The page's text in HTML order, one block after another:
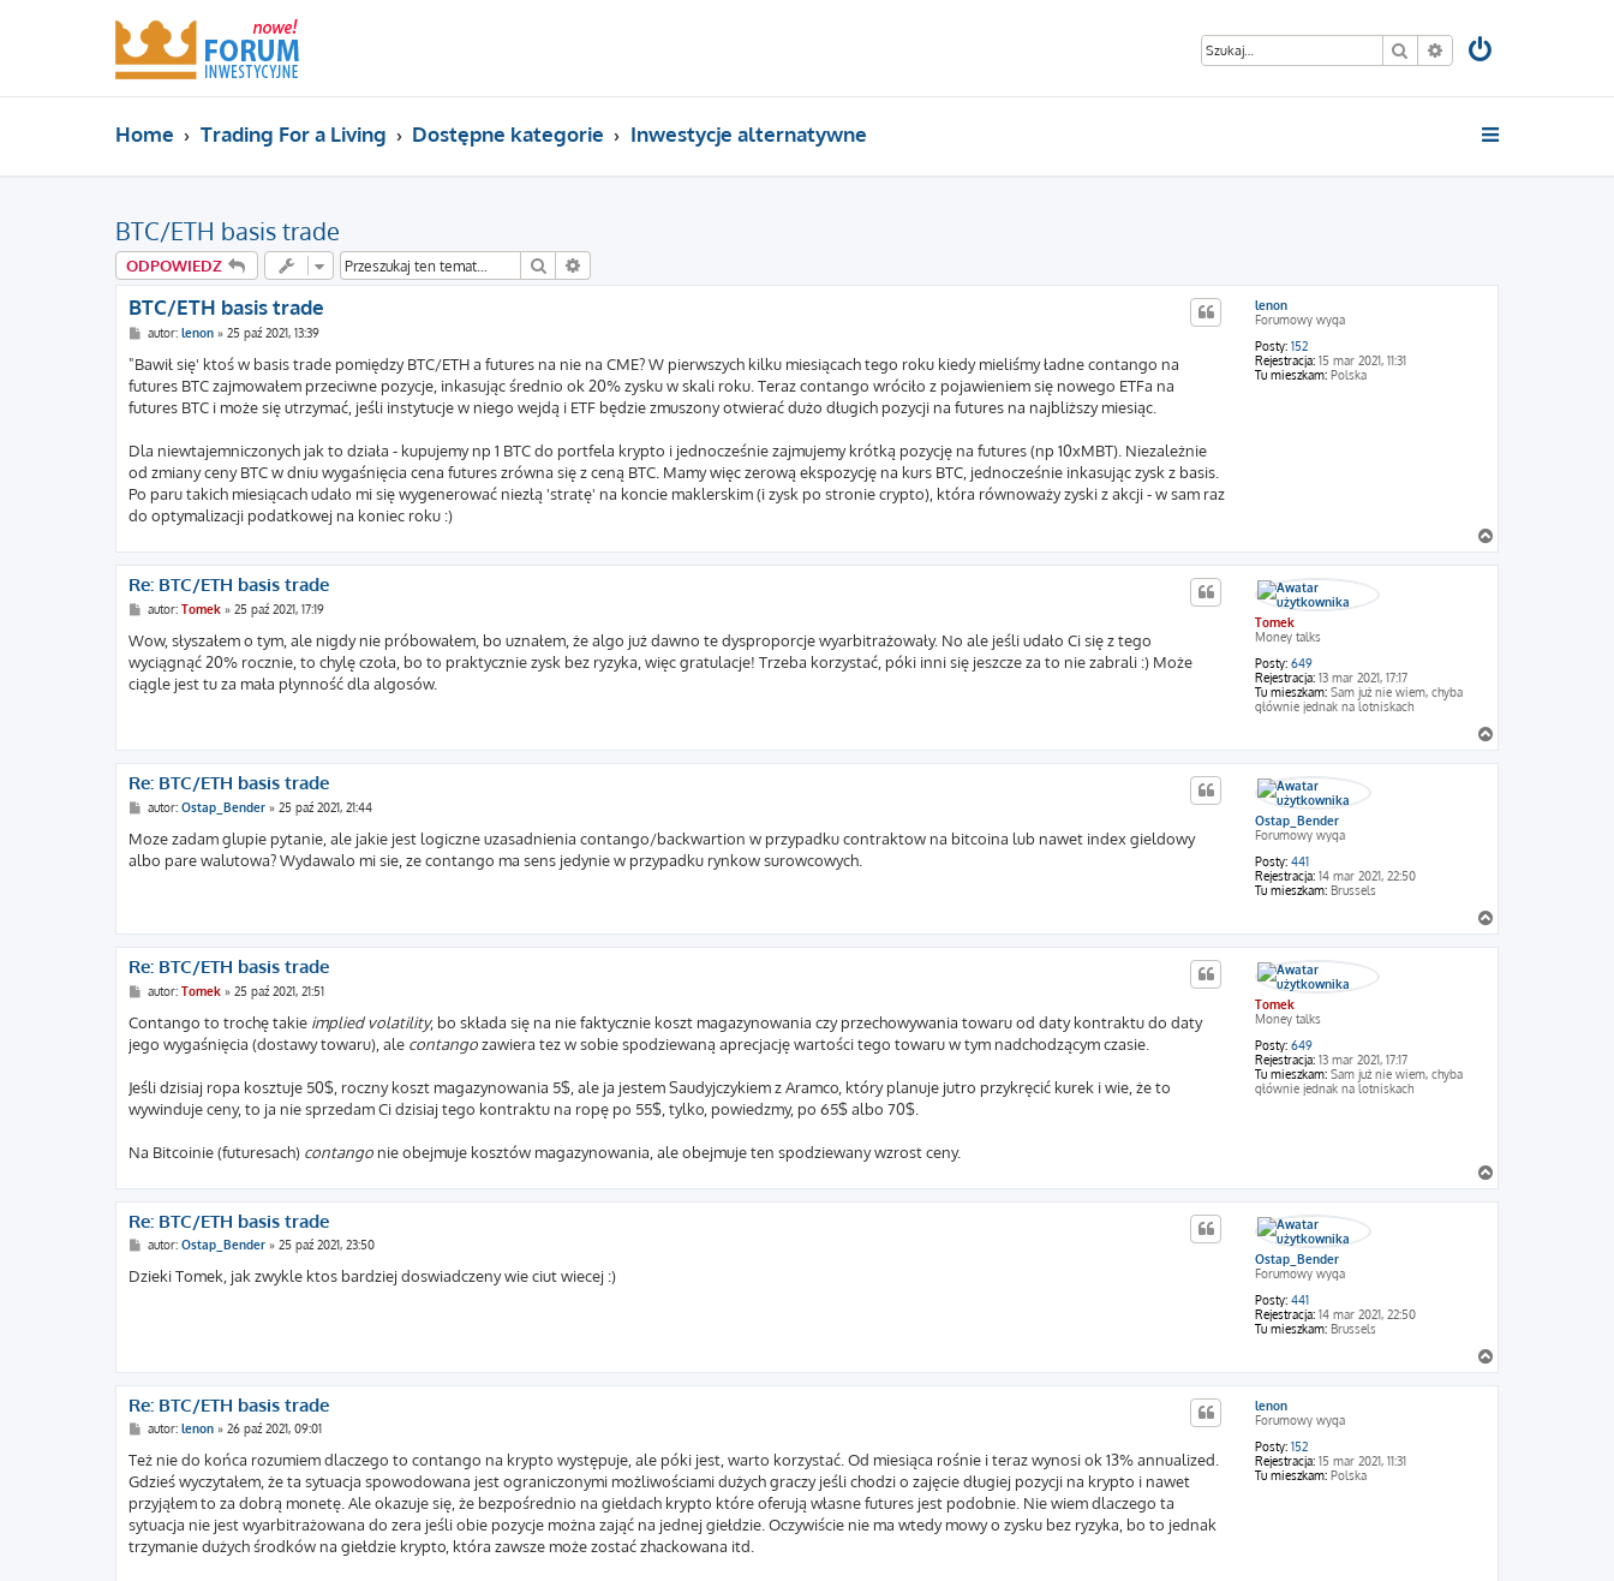
Szukaj Wyszukiwanie
Home Trading For a Living Dostępne kategorie Inwestycje alternatywne
BTC/ETH basis trade
ODPOWIEDZ Szukaj
lenon
Forumowy wyga
Posty: 152
Rejestracja: 15 mar 2021, 11:31
Tu mieszkam: Polska
BTC/ETH basis trade
P
s
t
autor: lenon» 25 paź 2021, 13:39
"Bawił się' ktoś w basis trade pomiędzy BTC/ETH a futures na nie na CME? W pierwszych kilku miesiącach tego roku kiedy mieliśmy ładne contango na
futures BTC zajmowałem przeciwne pozycje, inkasując średnio ok 20% zysku w skali roku. Teraz contango wróciło z pojawieniem się nowego ETFa na
futures BTC i może się utrzymać, jeśli instytucje w niego wejdą i ETF będzie zmuszony otwierać dużo długich pozycji na futures na najbliższy miesiąc.
Dla niewtajemniczonych jak to działa - kupujemy np 1 BTC do portfela krypto i jednocześnie zajmujemy krótką pozycję na futures (np 10xMBT). Niezależnie
od zmiany ceny BTC w dniu wygaśnięcia cena futures zrówna się z ceną BTC. Mamy więc zerową ekspozycję na kurs BTC, jednocześnie inkasując zysk z basis.
Po paru takich miesiącach udało mi się wygenerować niezłą 'stratę' na koncie maklerskim (i zysk po stronie crypto), która równoważy zyski z akcji - w sam raz
do optymalizacji podatkowej na koniec roku :)
a
g
Tomek
Money talks
Posty: 649
Rejestracja: 13 mar 2021, 17:17
Tu mieszkam: Sam już nie wiem, chyba
głównie jednak na lotniskach
Re: BTC/ETH basis trade
P
s
t
autor: Tomek» 25 paź 2021, 17:19
Wow, słyszałem o tym, ale nigdy nie próbowałem, bo uznałem, że algo już dawno te dysproporcje wyarbitrażowały. No ale jeśli udało Ci się z tego
wyciągnąć 20% rocznie, to chylę czoła, bo to praktycznie zysk bez ryzyka, więc gratulacje! Trzeba korzystać, póki inni się jeszcze za to nie zabrali :) Może
ciągle jest tu za mała płynność dla algosów.
a
g
Ostap_Bender
Forumowy wyga
Posty: 441
Rejestracja: 14 mar 2021, 22:50
Tu mieszkam: Brussels
Re: BTC/ETH basis trade
P
s
t
autor: Ostap_Bender» 25 paź 2021, 21:44
Moze zadam glupie pytanie, ale jakie jest logiczne uzasadnienia contango/backwartion w przypadku contraktow na bitcoina lub nawet index gieldowy
albo pare walutowa? Wydawalo mi sie, ze contango ma sens jedynie w przypadku rynkow surowcowych.
a
g
Tomek
Money talks
Posty: 649
Rejestracja: 13 mar 2021, 17:17
Tu mieszkam: Sam już nie wiem, chyba
głównie jednak na lotniskach
Re: BTC/ETH basis trade
P
s
t
autor: Tomek» 25 paź 2021, 21:51
Contango to trochę takie implied volatility, bo składa się na nie faktycznie koszt magazynowania czy przechowywania towaru od daty kontraktu do daty
jego wygaśnięcia (dostawy towaru), ale contangozawiera tez w sobie spodziewaną aprecjację wartości tego towaru w tym nadchodzącym czasie.
Jeśli dzisiaj ropa kosztuje 50$, roczny koszt magazynowania 5$, ale ja jestem Saudyjczykiem z Aramco, który planuje jutro przykręcić kurek i wie, że to
wywinduje ceny, to ja nie sprzedam Ci dzisiaj tego kontraktu na ropę po 55$, tylko, powiedzmy, po 65$ albo 70$.
Na Bitcoinie (futuresach) contango nie obejmuje kosztów magazynowania, ale obejmuje ten spodziewany wzrost ceny.
a
g
Ostap_Bender
Forumowy wyga
Posty: 441
Rejestracja: 14 mar 2021, 22:50
Tu mieszkam: Brussels
Re: BTC/ETH basis trade
P
s
t
autor: Ostap_Bender» 25 paź 2021, 23:50
Dzieki Tomek, jak zwykle ktos bardziej doswiadczeny wie ciut wiecej :)
a
g
lenon
Forumowy wyga
Posty: 152
Rejestracja: 15 mar 2021, 11:31
Tu mieszkam: Polska
Re: BTC/ETH basis trade
P
s
t
autor: lenon» 26 paź 2021, 09:01
Też nie do końca rozumiem dlaczego to contango na krypto występuje, ale póki jest, warto korzystać. Od miesiąca rośnie i teraz wynosi ok 13% annualized.
Gdzieś wyczytałem, że ta sytuacja spowodowana jest ograniczonymi możliwościami dużych graczy jeśli chodzi o zajęcie długiej pozycji na krypto i nawet
przyjąłem to za dobrą monetę. Ale okazuje się, że bezpośrednio na giełdach krypto które oferują własne futures jest podobnie. Nie wiem dlaczego ta
sytuacja nie jest wyarbitrażowana do zera jeśli obie pozycje można zająć na jednej giełdzie. Oczywiście nie ma wtedy mowy o zysku bez ryzyka, bo to jednak
trzymanie dużych środków na giełdzie krypto, która zawsze może zostać zhackowana itd.